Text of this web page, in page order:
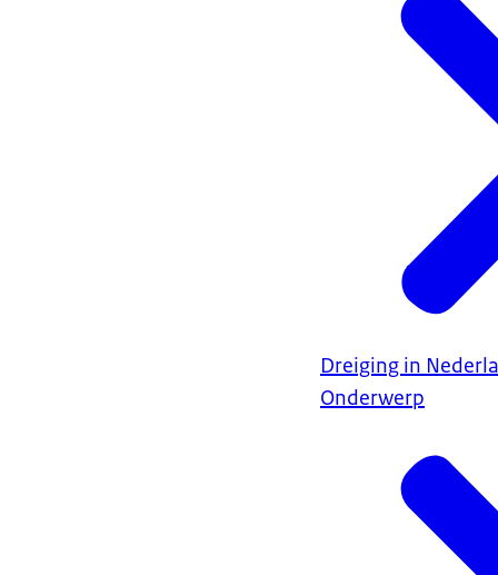
Dreiging in
Onderwerp